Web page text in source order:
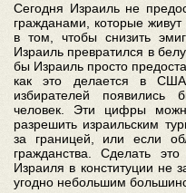
Сегодня Израиль не
гражданами, которые
в том, чтобы снизить
Израиль превратился в
бы Израиль просто
как это делается в
избирателей появились
человек. Эти цифры
разрешить израильским
за границей, или если
гражданства. Сделать
Израиля в конституции не
угодно небольшим